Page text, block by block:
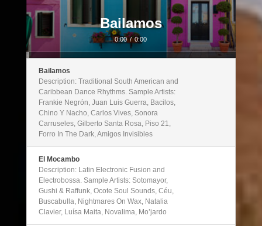
Bailamos
0:00 / 0:00
Bailamos
Description: Traditional South American and
Caribbean Dance Rhythms. Sample Artists:
Frankie Negrón, Juan Luis Guerra, Bacilos,
Chino Y Nacho, Carlos Vives, Sonora
Carruseles, Gilberto Santa Rosa, Piso 21,
Forro In The Dark, Amigos Invisibles
El Mocambo
Description: Latin Electronic Fusion and
Electrobossa. Sample Artists: Sotomayor,
Gushi & Raffunk, Ocote Soul Sounds, Céu,
Buscabulla, Nightmares On Wax, Natalia
Clavier, Luísa Maita, Novalima, Mo’jardo